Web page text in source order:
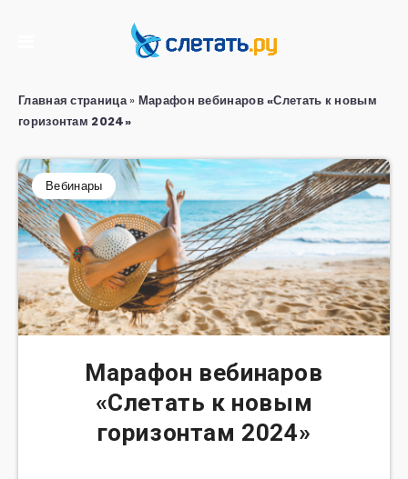
Главная страница» Марафон вебинаров «Слетать к новым
горизонтам 2024»
Вебинары
Марафон вебинаров
«Слетать к новым
горизонтам 2024»